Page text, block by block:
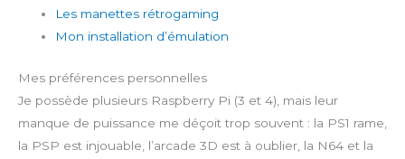
Les manettes rétrogaming
Mon installation d’émulation
Mes préférences personnelles
Je possède plusieurs Raspberry Pi (3 et 4), mais leur
manque de puissance me déçoit trop souvent : la PS1 rame,
la PSP est injouable, l’arcade 3D est à oublier, la N64 et la